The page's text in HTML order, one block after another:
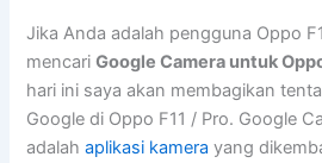
Jika Anda adalah pengguna Oppo
mencariGoogle Camera untuk
hari ini saya akan membagikan
Google di Oppo F11 / Pro. Google
adalahaplikasi kamera yang